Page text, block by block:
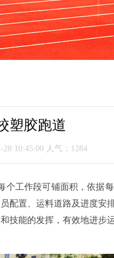
塑胶跑道
10:45:00 人气：1284
个工作段可铺面积，依据
配置、运料道路及进度安
技能的发挥，有效地进步